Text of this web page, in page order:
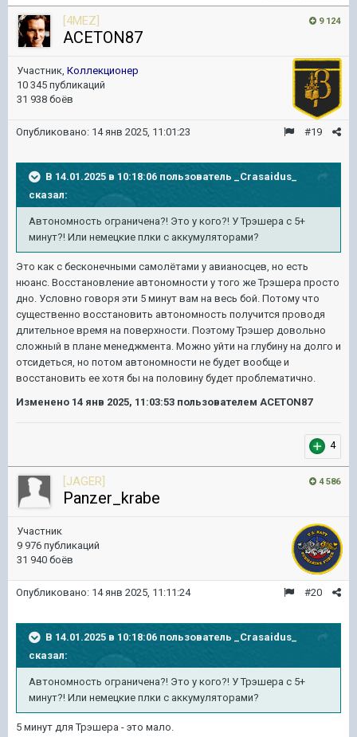
9 124
[4MEZ]
ACETON87
Участник, Коллекционер
10 345 публикаций
31 938 боёв
#19
Опубликовано: 14 янв 2025, 11:01:23
В 14.01.2025 в 10:18:06 пользователь
_Crasaidus_
сказал:
Автономность ограничена?! Это у кого?! У Трэшера с 5+
минут?! Или немецкие плки с аккумуляторами?
Это как с бесконечными самолётами у авианосцев, но есть
нюанс. Восстановление автономности у того же Трэшера просто
дно. Условно говоря эти 5 минут вам на весь бой. Потому что
существенно восстановить автономность получится проводя
длительное время на поверхности. Поэтому Трэшер довольно
сложный в плане менеджмента. Можно уйти на глубину на долго и
отсидеться, но потом автономности не будет вообще и
восстановить ее хотя бы на половину будет проблематично.
Изменено 14 янв 2025, 11:03:53 пользователем ACETON87
4
4 586
[JAGER]
Panzer_krabe
Участник
9 976 публикаций
31 940 боёв
#20
Опубликовано: 14 янв 2025, 11:11:24
В 14.01.2025 в 10:18:06 пользователь
_Crasaidus_
сказал:
Автономность ограничена?! Это у кого?! У Трэшера с 5+
минут?! Или немецкие плки с аккумуляторами?
5 минут для Трэшера - это мало.